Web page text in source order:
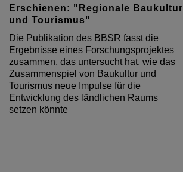
Erschienen: "Regionale Baukultur
und Tourismus"
Die Publikation des BBSR fasst die
Ergebnisse eines Forschungsprojektes
zusammen, das untersucht hat, wie das
Zusammenspiel von Baukultur und
Tourismus neue Impulse für die
Entwicklung des ländlichen Raums
setzen könnte